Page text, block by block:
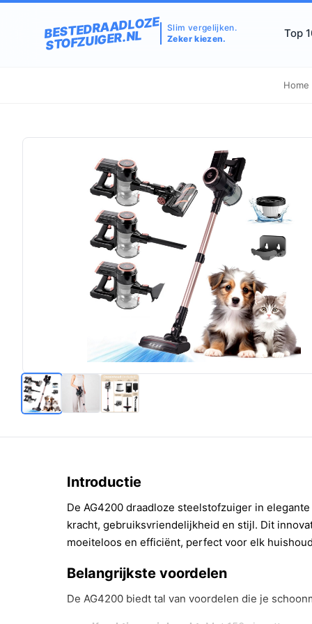
BESTEDRAADLOZE
STOFZUIGER.NL
Slim vergelijken.
Zeker kiezen.
Top
Home
Introductie
De AG4200 draadloze steelstofzuiger in
kracht, gebruiksvriendelijkheid en stijl. Dit
moeiteloos en efficiënt, perfect voor elk
Belangrijkste voordelen
De AG4200 biedt tal van voordelen die je